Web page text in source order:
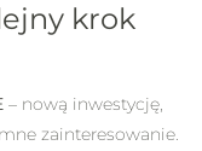
krok
– nową inwestycję,
zainteresowanie.